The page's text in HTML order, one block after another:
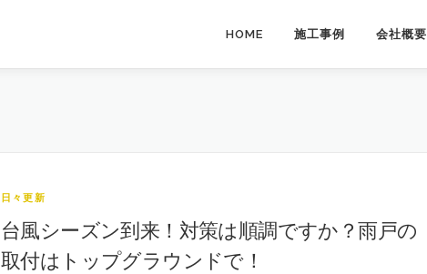
HOME 施工事例 会社概要
日々更新
台風シーズン到来！対策は順調ですか？雨戸の
取付はトップグラウンドで！